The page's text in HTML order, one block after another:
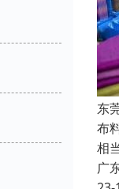
东
布
相
广